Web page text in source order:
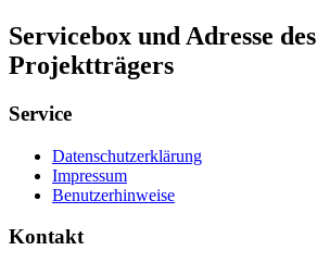
Servicebox und Adresse des
Projektträgers
Service
Datenschutzerklärung
Impressum
Benutzerhinweise
Kontakt